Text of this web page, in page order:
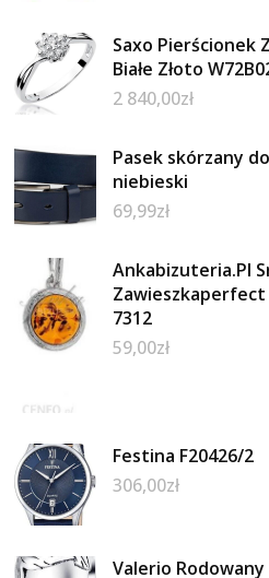
Saxo Pierścionek
Białe Złoto
2 840,00zł
Pasek skórzany
niebieski
69,99zł
Ankabizuteria.Pl
Zawieszkaperfect
7312
59,00zł
Festina F20426/2
306,00zł
Valerio